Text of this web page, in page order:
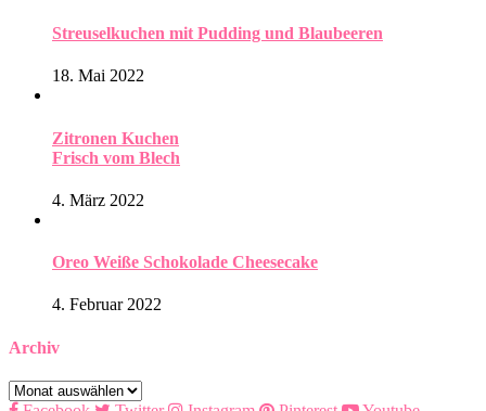
Streuselkuchen mit Pudding und Blaubeeren
18. Mai 2022
Zitronen Kuchen
Frisch vom Blech
4. März 2022
Oreo Weiße Schokolade Cheesecake
4. Februar 2022
Archiv
Archiv